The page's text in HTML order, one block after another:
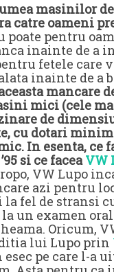
masinilor
catre oameni
poate pentru
inainte de a
fetele care
inainte de a
mancare
mici (cele
de
cu dotari
In esenta, ce
si ce faceaVW
VW Lupo
azi pentru
fel de stransi
un examen
Oricum,
lui Lupo prin
esec pe care l-a